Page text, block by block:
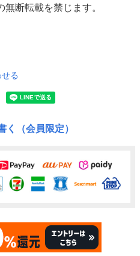
断転載を禁じます。
る
く（会員限定）